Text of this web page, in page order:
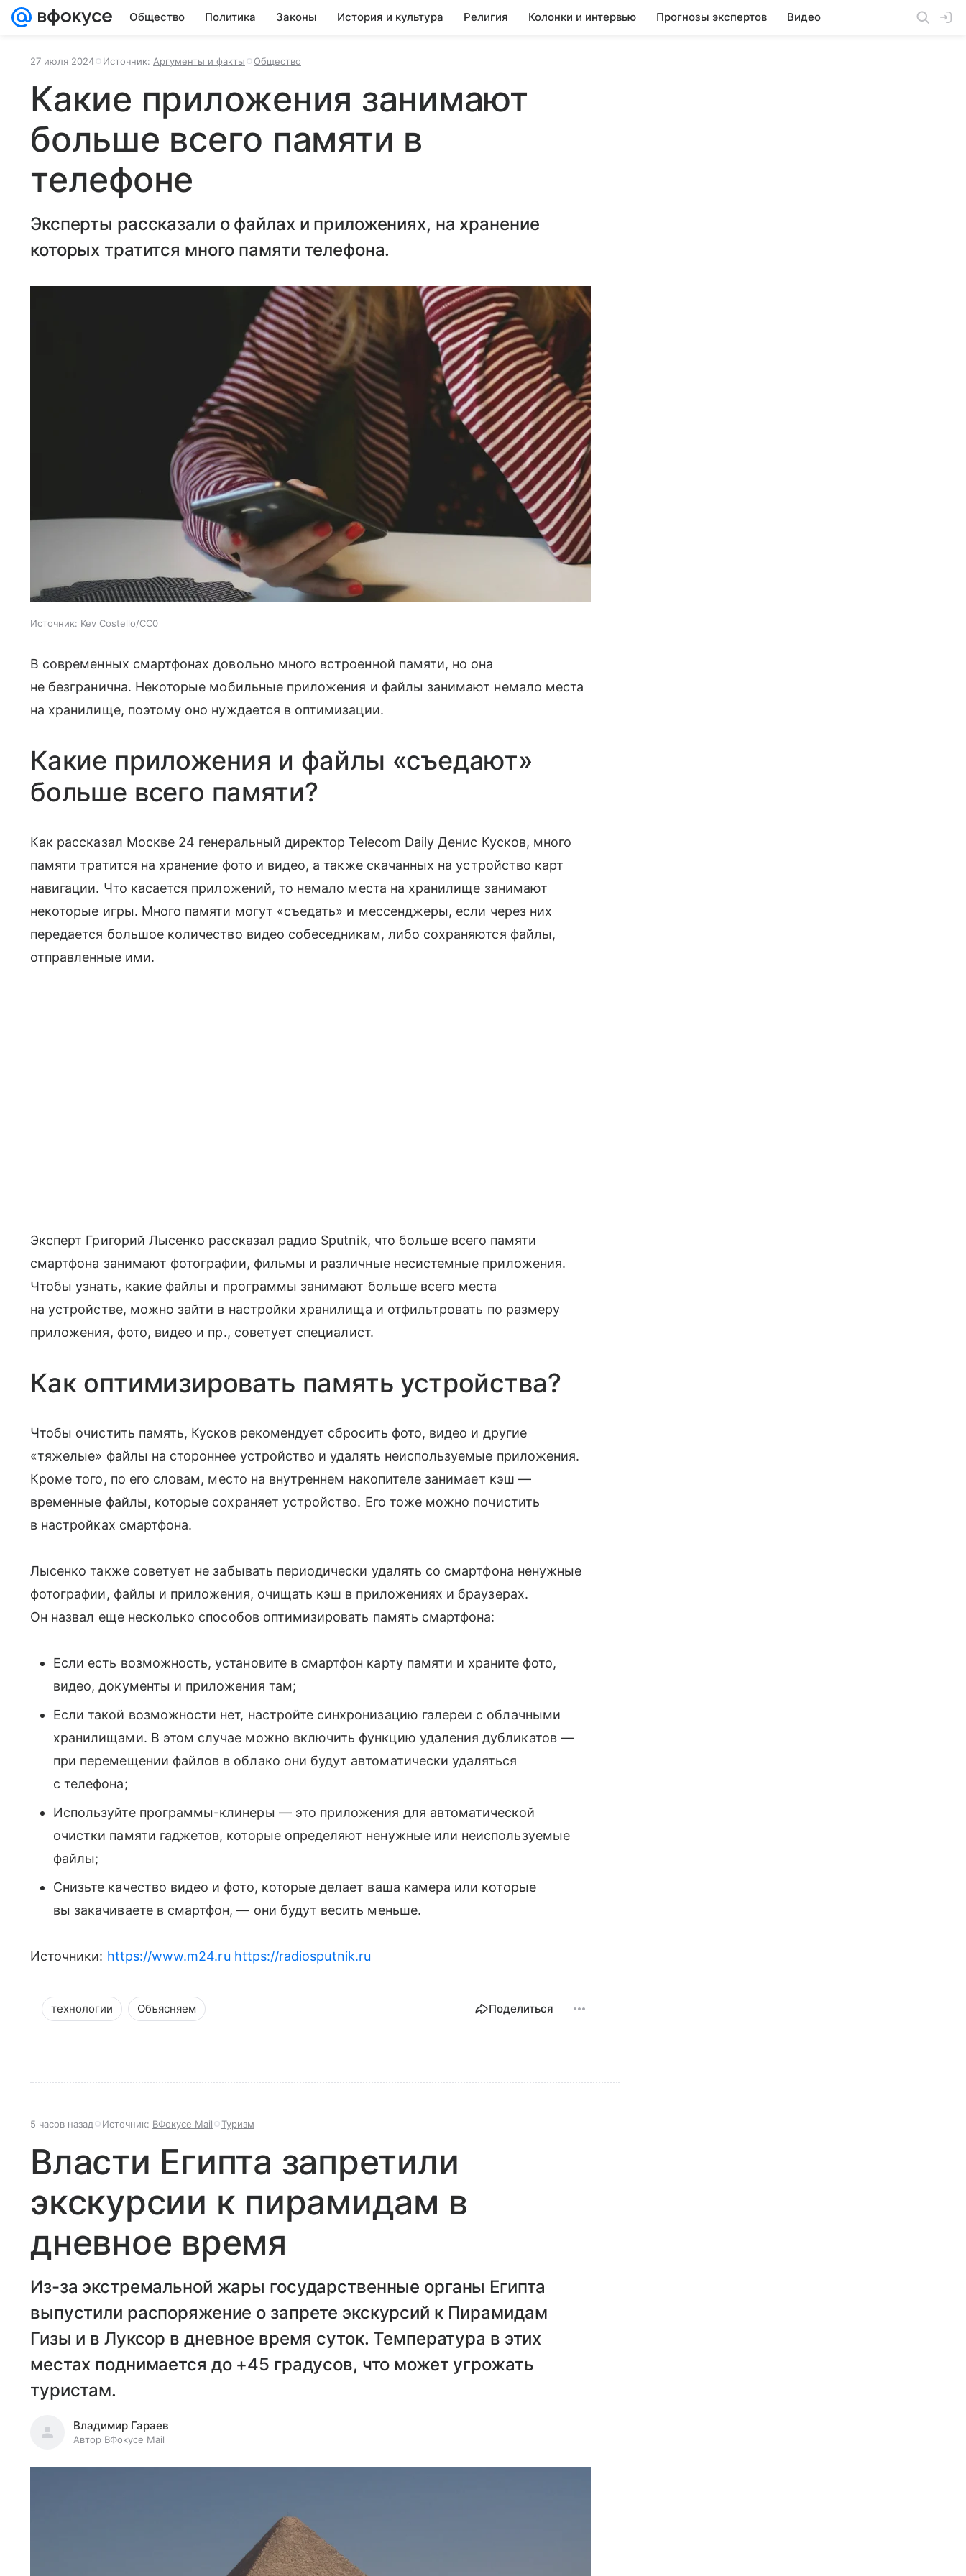
Общество Политика Законы История и культура Религия Колонки и интервью Прогнозы экспертов Видео
27 июля 2024 Источник: Аргументы и факты Общество
Какие приложения занимают
больше всего памяти в
телефоне
Эксперты рассказали о файлах и приложениях, на хранение
которых тратится много памяти телефона.
Источник: Kev Costello/CC0
В современных смартфонах довольно много встроенной памяти, но она
не безгранична. Некоторые мобильные приложения и файлы занимают немало места
на хранилище, поэтому оно нуждается в оптимизации.
Какие приложения и файлы «съедают»
больше всего памяти?
Как рассказал Москве 24 генеральный директор Telecom Daily Денис Кусков, много
памяти тратится на хранение фото и видео, а также скачанных на устройство карт
навигации. Что касается приложений, то немало места на хранилище занимают
некоторые игры. Много памяти могут «съедать» и мессенджеры, если через них
передается большое количество видео собеседникам, либо сохраняются файлы,
отправленные ими.
Эксперт Григорий Лысенко рассказал радио Sputnik, что больше всего памяти
смартфона занимают фотографии, фильмы и различные несистемные приложения.
Чтобы узнать, какие файлы и программы занимают больше всего места
на устройстве, можно зайти в настройки хранилища и отфильтровать по размеру
приложения, фото, видео и пр., советует специалист.
Как оптимизировать память устройства?
Чтобы очистить память, Кусков рекомендует сбросить фото, видео и другие
«тяжелые» файлы на стороннее устройство и удалять неиспользуемые приложения.
Кроме того, по его словам, место на внутреннем накопителе занимает кэш —
временные файлы, которые сохраняет устройство. Его тоже можно почистить
в настройках смартфона.
Лысенко также советует не забывать периодически удалять со смартфона ненужные
фотографии, файлы и приложения, очищать кэш в приложениях и браузерах.
Он назвал еще несколько способов оптимизировать память смартфона:
Если есть возможность, установите в смартфон карту памяти и храните фото,
видео, документы и приложения там;
Если такой возможности нет, настройте синхронизацию галереи с облачными
хранилищами. В этом случае можно включить функцию удаления дубликатов —
при перемещении файлов в облако они будут автоматически удаляться
с телефона;
Используйте программы-клинеры — это приложения для автоматической
очистки памяти гаджетов, которые определяют ненужные или неиспользуемые
файлы;
Снизьте качество видео и фото, которые делает ваша камера или которые
вы закачиваете в смартфон, — они будут весить меньше.
Источники: https://www.m24.ru https://radiosputnik.ru
технологии Объясняем Поделиться
5 часов назад Источник: ВФокусе Mail Туризм
Власти Египта запретили
экскурсии к пирамидам в
дневное время
Из-за экстремальной жары государственные органы Египта
выпустили распоряжение о запрете экскурсий к Пирамидам
Гизы и в Луксор в дневное время суток. Температура в этих
местах поднимается до +45 градусов, что может угрожать
туристам.
Владимир Гараев
Автор ВФокусе Mail